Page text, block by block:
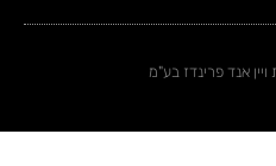
אנד פרינדז בע"מ